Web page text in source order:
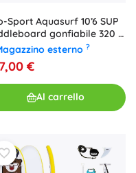
Sport Aquasurf 10’6 SUP
gonfiabile 320 ×
15 cm
esterno ?
€
Al carrello